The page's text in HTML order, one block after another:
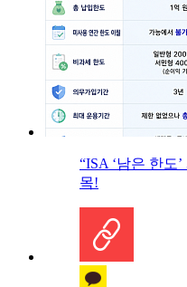
“ISA ‘남은 한도
목!